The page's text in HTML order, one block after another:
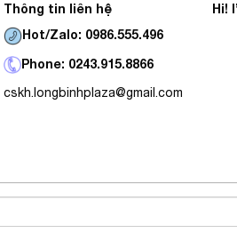
Thông tin liên hệ
Hot/Zalo: 0986.555.496
Phone: 0243.915.8866
cskh.longbinhplaza@gmail.com
Hi!